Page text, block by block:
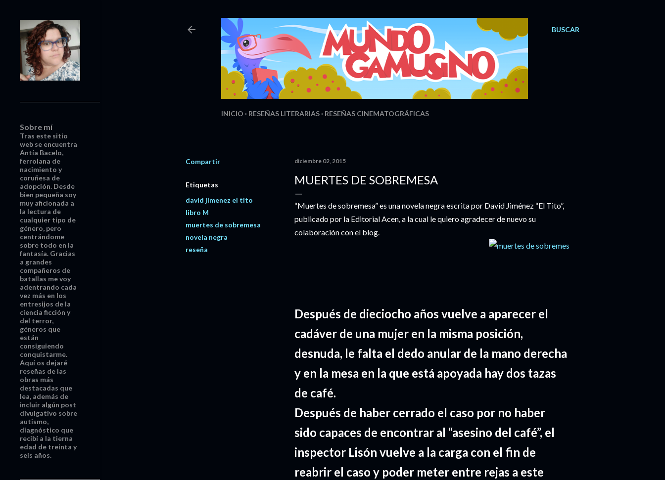
BUSCAR
INICIO RESEÑAS LITERARIAS RESEÑAS CINEMATOGRÁFICAS
Compartir
Etiquetas
david jimenez el tito
libro M
muertes de sobremesa
novela negra
reseña
diciembre 02, 2015
MUERTES DE SOBREMESA
“Muertes de sobremesa” es una novela negra escrita por David Jiménez “El Tito”,
publicado por la Editorial Acen, a la cual le quiero agradecer de nuevo su
colaboración con el blog.
Después de dieciocho años vuelve a aparecer el
cadáver de una mujer en la misma posición,
desnuda, le falta el dedo anular de la mano derecha
y en la mesa en la que está apoyada hay dos tazas
de café.
Después de haber cerrado el caso por no haber
sido capaces de encontrar al “asesino del café”, el
inspector Lisón vuelve a la carga con el fin de
reabrir el caso y poder meter entre rejas a este
Sobre mí
Tras este sitio
web se encuentra
Antía Bacelo,
ferrolana de
nacimiento y
coruñesa de
adopción. Desde
bien pequeña soy
muy aficionada a
la lectura de
cualquier tipo de
género, pero
centrándome
sobre todo en la
fantasía. Gracias
a grandes
compañeros de
batallas me voy
adentrando cada
vez más en los
entresijos de la
ciencia ficción y
del terror,
géneros que
están
consiguiendo
conquistarme.
Aquí os dejaré
reseñas de las
obras más
destacadas que
lea, además de
incluir algún post
divulgativo sobre
autismo,
diagnóstico que
recibí a la tierna
edad de treinta y
seis años.